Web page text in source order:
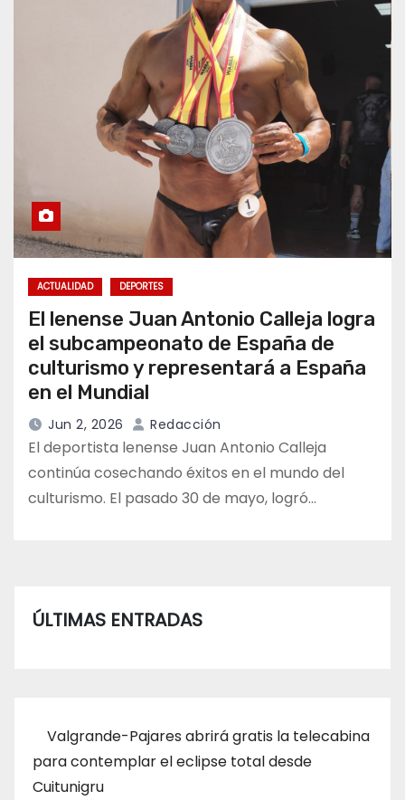
ACTUALIDAD DEPORTES
El lenense Juan Antonio Calleja logra
el subcampeonato de España de
culturismo y representará a España
en el Mundial
Jun 2, 2026 Redacción
El deportista lenense Juan Antonio Calleja
continúa cosechando éxitos en el mundo del
culturismo. El pasado 30 de mayo, logró…
ÚLTIMAS ENTRADAS
Valgrande-Pajares abrirá gratis la telecabina
para contemplar el eclipse total desde
Cuitunigru